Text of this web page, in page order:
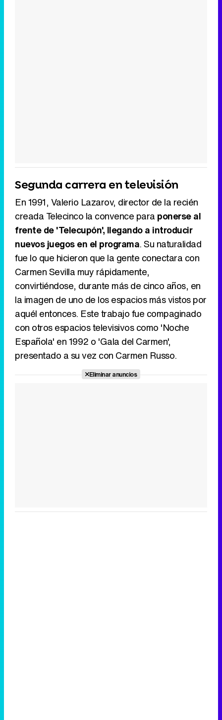
Segunda carrera en televisión
En 1991, Valerio Lazarov, director de la recién
creada Telecinco la convence para ponerse al
frente de 'Telecupón', llegando a introducir
nuevos juegos en el programa. Su naturalidad
fue lo que hicieron que la gente conectara con
Carmen Sevilla muy rápidamente,
convirtiéndose, durante más de cinco años, en
la imagen de uno de los espacios más vistos por
aquél entonces. Este trabajo fue compaginado
con otros espacios televisivos como 'Noche
Española' en 1992 o 'Gala del Carmen',
presentado a su vez con Carmen Russo.
Eliminar anuncios